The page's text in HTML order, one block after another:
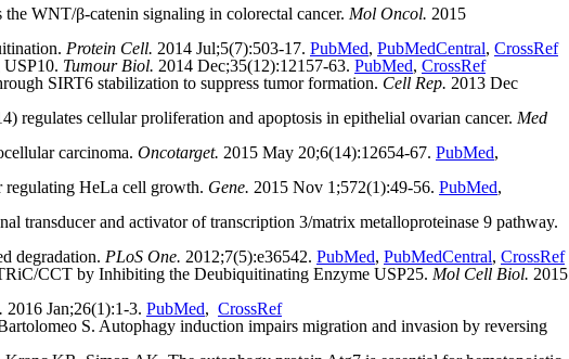
WNT/β-catenin signaling in colorectal cancer. Mol Oncol. 2015
Protein Cell. 2014 Jul;5(7):503-17. PubMed, PubMedCentral, CrossRef
Tumour Biol. 2014 Dec;35(12):12157-63. PubMed, CrossRef
SIRT6 stabilization to suppress tumor formation. Cell Rep. 2013 Dec
cellular proliferation and apoptosis in epithelial ovarian cancer. Med
carcinoma. Oncotarget. 2015 May 20;6(14):12654-67. PubMed,
HeLa cell growth. Gene. 2015 Nov 1;572(1):49-56. PubMed,
transducer and activator of transcription 3/matrix metalloproteinase 9 pathway.
degradation. PLoS One. 2012;7(5):e36542. PubMed, PubMedCentral, CrossRef
CCT by Inhibiting the Deubiquitinating Enzyme USP25. Mol Cell Biol. 2015
2016 Jan;26(1):1-3. PubMed, CrossRef
S. Autophagy induction impairs migration and invasion by reversing